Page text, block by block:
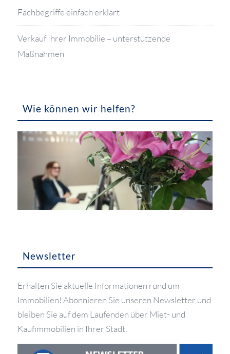
Fachbegriffe einfach erklärt
Verkauf Ihrer Immobilie – unterstützende
Maßnahmen
Wie können wir helfen?
Newsletter
Erhalten Sie aktuelle Informationen rund um
Immobilien! Abonnieren Sie unseren Newsletter und
bleiben Sie auf dem Laufenden über Miet- und
Kaufimmobilien in Ihrer Stadt.